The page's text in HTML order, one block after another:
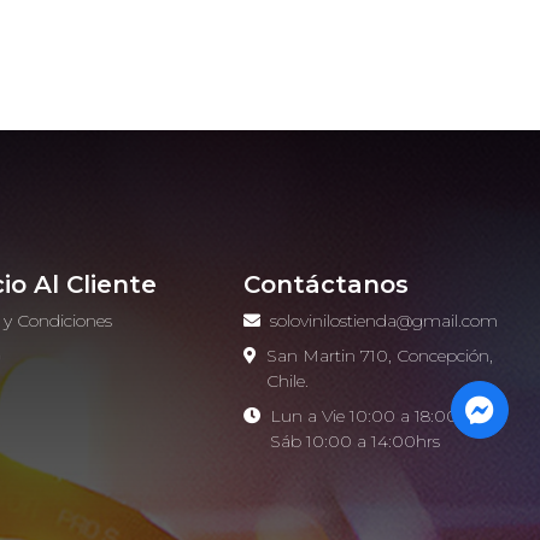
Al Cliente
Condiciones
Contáctanos
solovinilostienda@gmail.com
San Martin 710, Concepción,
Chile.
Lun a Vie 10:00 a 18:00hrs -
Sáb 10:00 a 14:00hrs